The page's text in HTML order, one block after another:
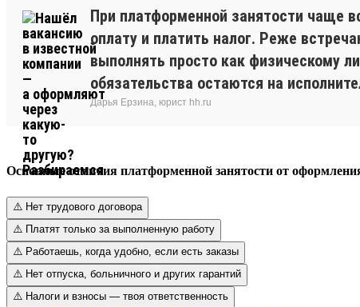
При платформенной занятости чаще
оплату и платить налог. Реже
выполнять просто как физическому
обязательства остаются на
Дарья Ерзина, юрист hh.ru
Основные отличия платформенной занятости от
⚠️ Нет трудового договора
⚠️ Платят только за выполненную работу
⚠️ Работаешь, когда удобно, если есть заказы
⚠️ Нет отпуска, больничного и других гарантий
⚠️ Налоги и взносы — твоя ответственность